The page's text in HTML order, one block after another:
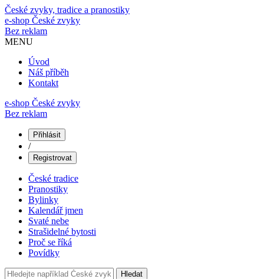
České zvyky, tradice a pranostiky
e-shop České zvyky
Bez reklam
MENU
Úvod
Náš příběh
Kontakt
e-shop České zvyky
Bez reklam
Přihlásit
/
Registrovat
České tradice
Pranostiky
Bylinky
Kalendář jmen
Svaté nebe
Strašidelné bytosti
Proč se říká
Povídky
Hledat